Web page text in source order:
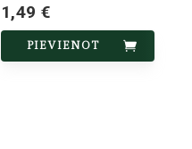
1,49 €
PIEVIENOT